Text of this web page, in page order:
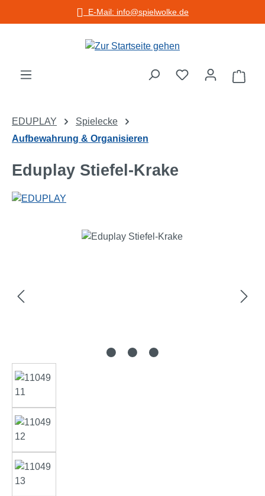
Zum Hauptinhalt springenE-Mail: info@spielwolke.de
EDUPLAY
Spielecke
Aufbewahrung & Organisieren
Eduplay Stiefel-Krake